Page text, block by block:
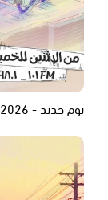
يوم جديد - 28.07.2026 -